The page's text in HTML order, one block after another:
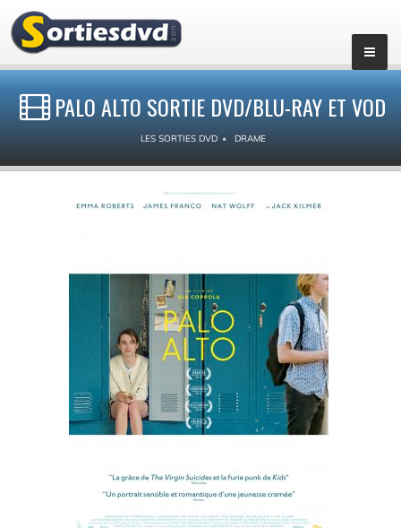
PALO ALTO SORTIE DVD/BLU-RAY ET VOD
LES SORTIES DVD DRAME